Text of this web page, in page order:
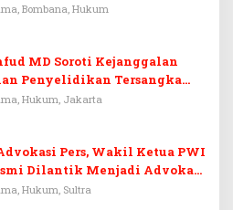
Bombana, Hukum
MD Soroti Kejanggalan
Penyelidikan Tersangka
Hukum, Jakarta
Pers, Wakil Ketua PWI
Dilantik Menjadi Advokat
Hukum, Sultra